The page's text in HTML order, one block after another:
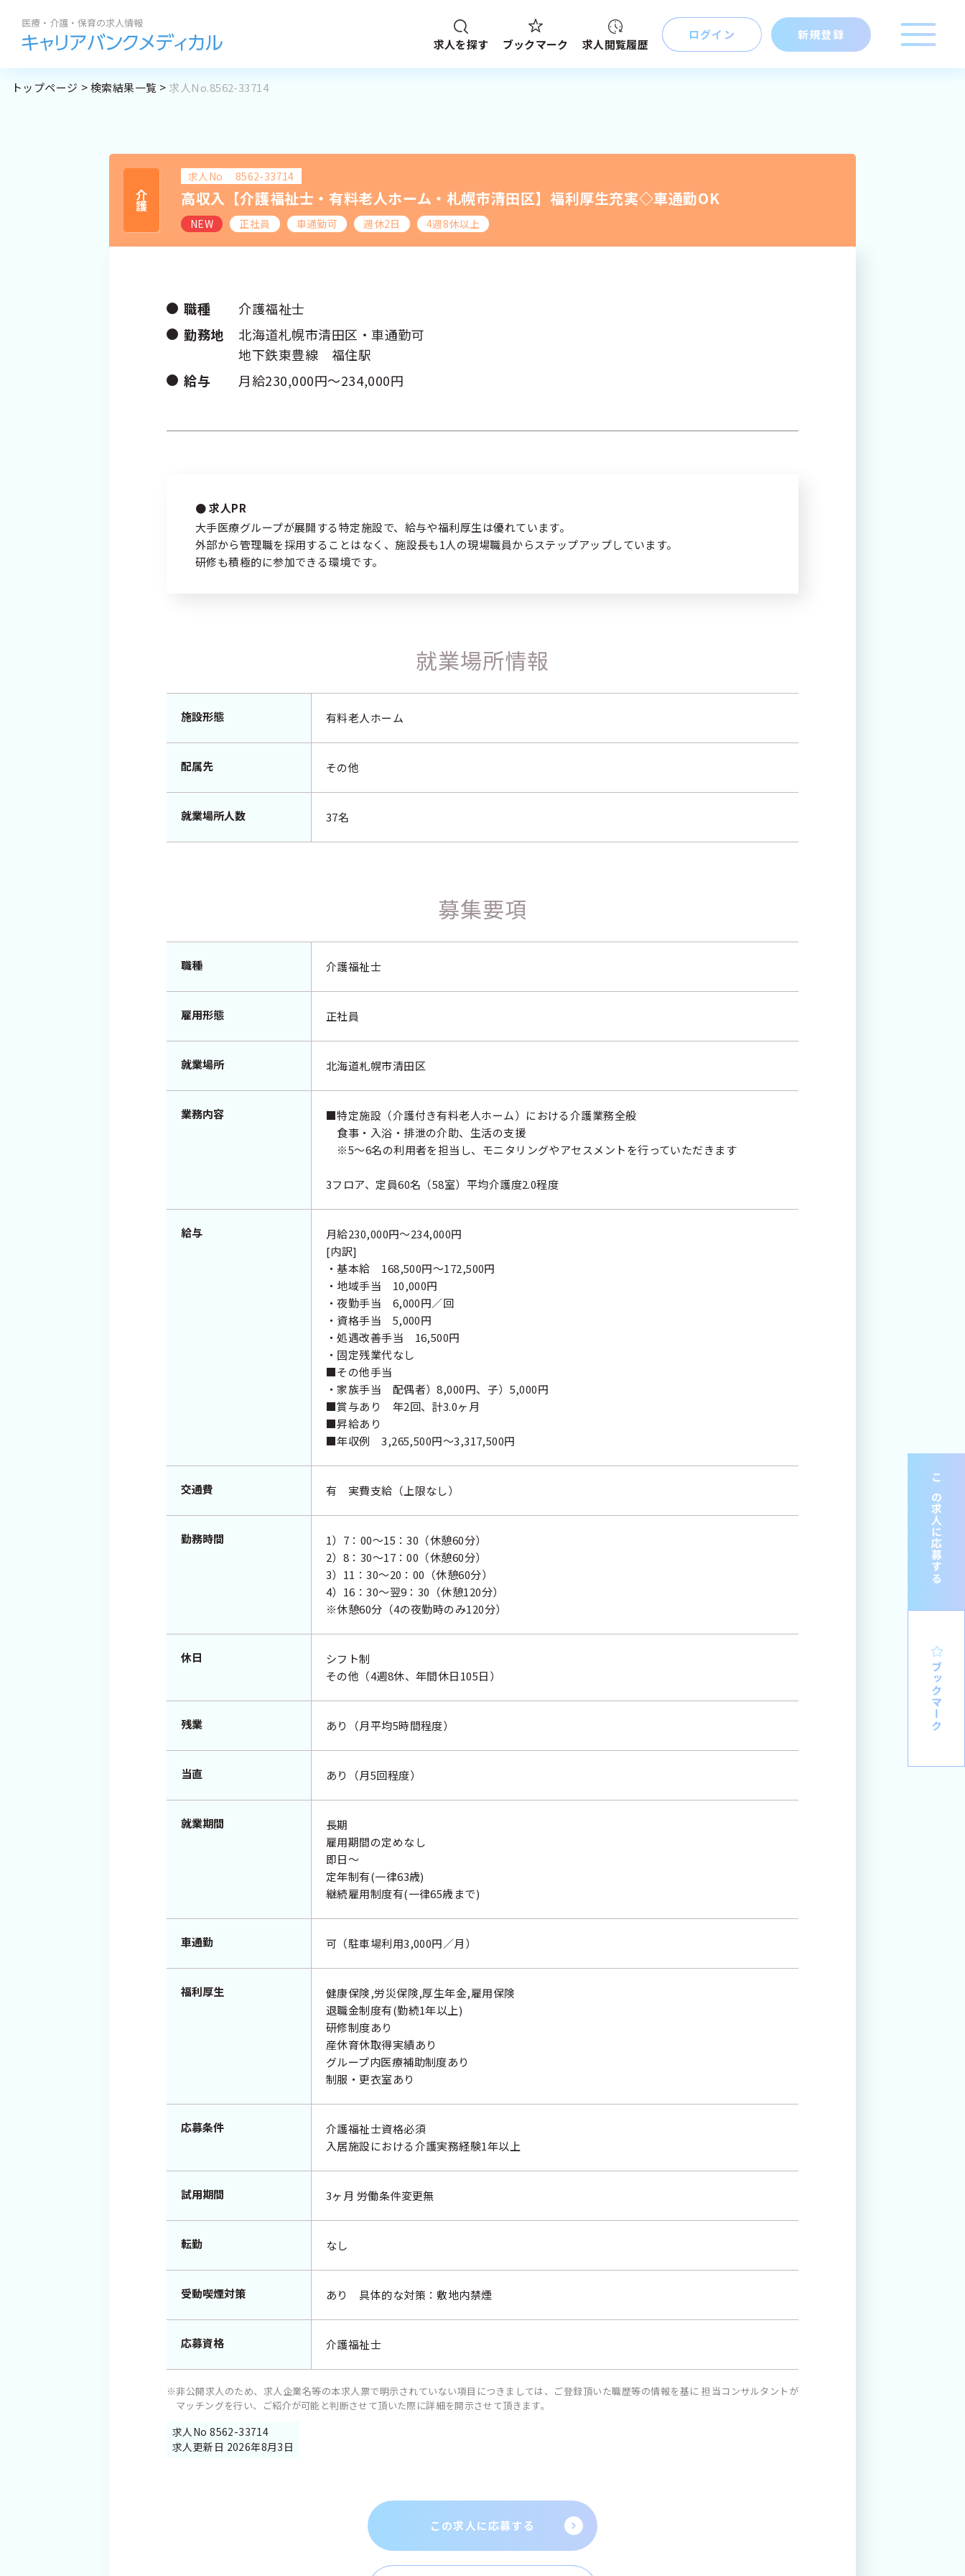
求人を探す ブックマーク 求人閲覧履歴
ログイン 新規登録
サポート内容
よくある質問
求人を探す ブックマーク 求人閲覧履歴 新着求人一覧
ログイン
プライバシーポリシー 個人情報の取り扱いについて 緊急時・災害時について
求人履歴はありません。
最近利用した検索条件 SEARCH CONDITION
勤務地 職種
札幌市全域
道外
この求人に応募する
ブックマーク
トップページ 検索結果一覧 求人No.8562-33714
介護
求人No 8562-33714
高収入【介護福祉士・有料老人ホーム・札幌市清田区】福利厚生充実◇車通勤OK
NEW 正社員 車通勤可 週休2日 4週8休以上
職種
介護福祉士
勤務地
北海道札幌市清田区・車通勤可
地下鉄東豊線 福住駅
給与
月給230,000円～234,000円
求人PR
大手医療グループが展開する特定施設で、給与や福利厚生は優れています。
外部から管理職を採用することはなく、施設長も1人の現場職員からステップアップしています。
研修も積極的に参加できる環境です。
就業場所情報
施設形態 有料老人ホーム
配属先 その他
就業場所人数 37名
募集要項
職種 介護福祉士
雇用形態 正社員
就業場所 北海道札幌市清田区
業務内容
■特定施設（介護付き有料老人ホーム）における介護業務全般
食事・入浴・排泄の介助、生活の支援
※5～6名の利用者を担当し、モニタリングやアセスメントを行っていただきます
3フロア、定員60名（58室）平均介護度2.0程度
給与
月給230,000円～234,000円
[内訳]
・基本給 168,500円～172,500円
・地域手当 10,000円
・夜勤手当 6,000円／回
・資格手当 5,000円
・処遇改善手当 16,500円
・固定残業代なし
■その他手当
・家族手当 配偶者）8,000円、子）5,000円
■賞与あり 年2回、計3.0ヶ月
■昇給あり
■年収例 3,265,500円～3,317,500円
交通費 有 実費支給（上限なし）
勤務時間
1）7：00～15：30（休憩60分）
2）8：30～17：00（休憩60分）
3）11：30～20：00（休憩60分）
4）16：30～翌9：30（休憩120分）
※休憩60分（4の夜勤時のみ120分）
休日
シフト制
その他（4週8休、年間休日105日）
残業 あり（月平均5時間程度）
当直 あり（月5回程度）
就業期間
長期
雇用期間の定めなし
即日～
定年制有(一律63歳)
継続雇用制度有(一律65歳まで)
車通勤 可（駐車場利用3,000円／月）
福利厚生
健康保険,労災保険,厚生年金,雇用保険
退職金制度有(勤続1年以上)
研修制度あり
産休育休取得実績あり
グループ内医療補助制度あり
制服・更衣室あり
応募条件
介護福祉士資格必須
入居施設における介護実務経験1年以上
試用期間 3ヶ月 労働条件変更無
転勤 なし
受動喫煙対策 あり 具体的な対策：敷地内禁煙
応募資格 介護福祉士
※非公開求人のため、求人企業名等の本求人票で明示されていない項目につきましては、ご登録頂いた職歴等の情報を基に 担当コンサルタントが
マッチングを行い、ご紹介が可能と判断させて頂いた際に詳細を開示させて頂きます。
求人No 8562-33714
求人更新日 2026年8月3日
この求人に応募する